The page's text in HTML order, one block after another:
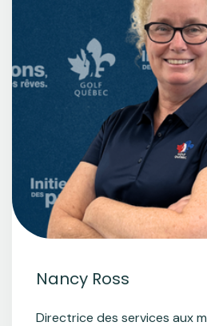
Nancy Ross
Directrice des services aux